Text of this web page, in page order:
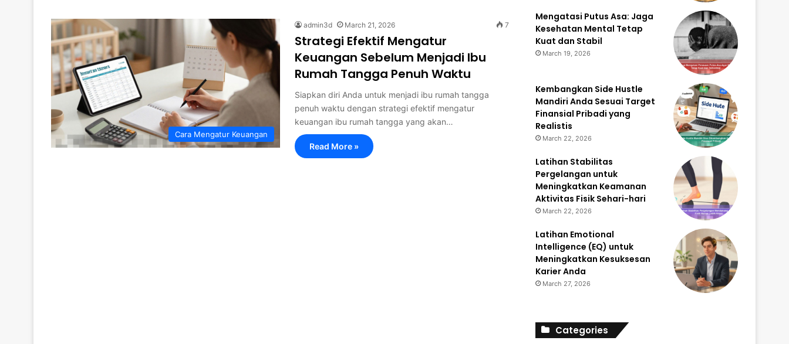
Cara Mengatur Keuangan
admin3d March 21, 2026 7
Strategi Efektif Mengatur
Keuangan Sebelum Menjadi Ibu
Rumah Tangga Penuh Waktu
Siapkan diri Anda untuk menjadi ibu rumah tangga
penuh waktu dengan strategi efektif mengatur
keuangan ibu rumah tangga yang akan…
Read More »
Mengatasi Putus Asa: Jaga
Kesehatan Mental Tetap
Kuat dan Stabil
March 19, 2026
Kembangkan Side Hustle
Mandiri Anda Sesuai Target
Finansial Pribadi yang
Realistis
March 22, 2026
Latihan Stabilitas
Pergelangan untuk
Meningkatkan Keamanan
Aktivitas Fisik Sehari-hari
March 22, 2026
Latihan Emotional
Intelligence (EQ) untuk
Meningkatkan Kesuksesan
Karier Anda
March 27, 2026
Categories